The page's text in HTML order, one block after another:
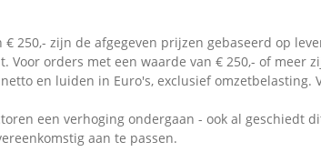
250,- zijn de afgegeven prijzen gebaseerd op
orders met een waarde van € 250,- of meer
en luiden in Euro's, exclusief omzetbelasting.
een verhoging ondergaan - ook al geschiedt
aan te passen.